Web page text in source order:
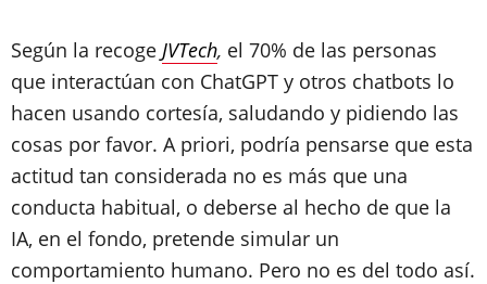
Según la recoge JVTech, el 70% de las personas
que interactúan con ChatGPT y otros chatbots lo
hacen usando cortesía, saludando y pidiendo las
cosas por favor. A priori, podría pensarse que esta
actitud tan considerada no es más que una
conducta habitual, o deberse al hecho de que la
IA, en el fondo, pretende simular un
comportamiento humano. Pero no es del todo así.